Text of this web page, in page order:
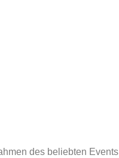
des beliebten Events